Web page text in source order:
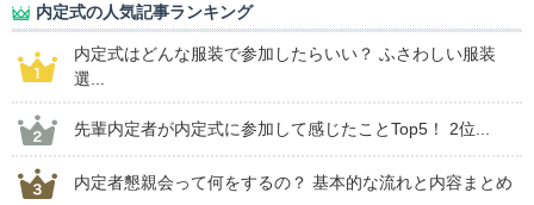
内定式の人気記事ランキング
内定式はどんな服装で参加したらいい？ ふさわしい服装
選...
先輩内定者が内定式に参加して感じたことTop5！ 2位...
内定者懇親会って何をするの？ 基本的な流れと内容まとめ